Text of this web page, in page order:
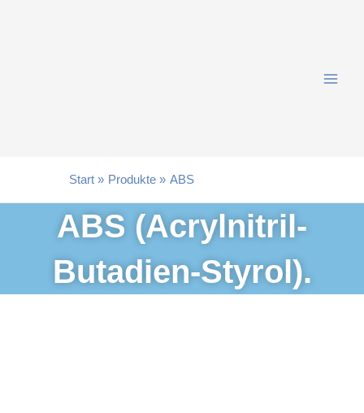
Start Produkte ABS
ABS (Acrylnitril-
Butadien-Styrol).